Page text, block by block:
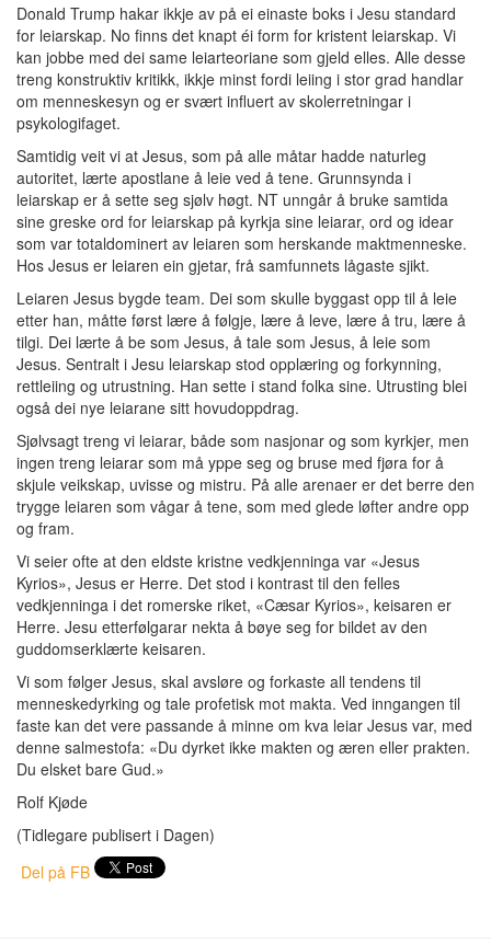
Donald Trump hakar ikkje av på ei einaste boks i Jesu standard
for leiarskap. No finns det knapt éi form for kristent leiarskap. Vi
kan jobbe med dei same leiarteoriane som gjeld elles. Alle desse
treng konstruktiv kritikk, ikkje minst fordi leiing i stor grad handlar
om menneskesyn og er svært influert av skolerretningar i
psykologifaget.
Samtidig veit vi at Jesus, som på alle måtar hadde naturleg
autoritet, lærte apostlane å leie ved å tene. Grunnsynda i
leiarskap er å sette seg sjølv høgt. NT unngår å bruke samtida
sine greske ord for leiarskap på kyrkja sine leiarar, ord og idear
som var totaldominert av leiaren som herskande maktmenneske.
Hos Jesus er leiaren ein gjetar, frå samfunnets lågaste sjikt.
Leiaren Jesus bygde team. Dei som skulle byggast opp til å leie
etter han, måtte først lære å følgje, lære å leve, lære å tru, lære å
tilgi. Dei lærte å be som Jesus, å tale som Jesus, å leie som
Jesus. Sentralt i Jesu leiarskap stod opplæring og forkynning,
rettleiing og utrustning. Han sette i stand folka sine. Utrusting blei
også dei nye leiarane sitt hovudoppdrag.
Sjølvsagt treng vi leiarar, både som nasjonar og som kyrkjer, men
ingen treng leiarar som må yppe seg og bruse med fjøra for å
skjule veikskap, uvisse og mistru. På alle arenaer er det berre den
trygge leiaren som vågar å tene, som med glede løfter andre opp
og fram.
Vi seier ofte at den eldste kristne vedkjenninga var «Jesus
Kyrios», Jesus er Herre. Det stod i kontrast til den felles
vedkjenninga i det romerske riket, «Cæsar Kyrios», keisaren er
Herre. Jesu etterfølgarar nekta å bøye seg for bildet av den
guddomserklærte keisaren.
Vi som følger Jesus, skal avsløre og forkaste all tendens til
menneskedyrking og tale profetisk mot makta. Ved inngangen til
faste kan det vere passande å minne om kva leiar Jesus var, med
denne salmestofa: «Du dyrket ikke makten og æren eller prakten.
Du elsket bare Gud.»
Rolf Kjøde
(Tidlegare publisert i Dagen)
Del på FB